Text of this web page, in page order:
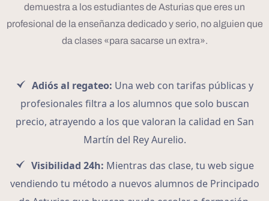
demuestra a los estudiantes de Asturias que eres un
profesional de la enseñanza dedicado y serio, no alguien que
da clases «para sacarse un extra».
Adiós al regateo: Una web con tarifas públicas y
profesionales filtra a los alumnos que solo buscan
precio, atrayendo a los que valoran la calidad en San
Martín del Rey Aurelio.
Visibilidad 24h: Mientras das clase, tu web sigue
vendiendo tu método a nuevos alumnos de Principado